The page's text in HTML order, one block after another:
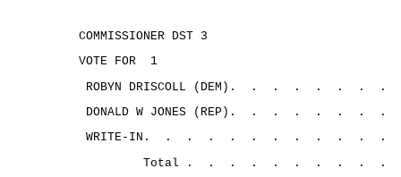
COMMISSIONER DST 3
VOTE FOR
1
ROBYN DRISCOLL (DEM).
. . . . . .
.
DONALD W JONES (REP).
. . . . . .
.
WRITE-IN.
. . . . . . . . . .
.
Total .
. . . . . . . . .